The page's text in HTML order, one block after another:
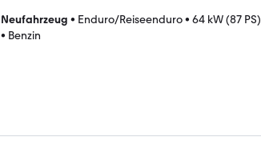
Neufahrzeug • Enduro/Reiseenduro• 64 kW (87 PS)
• Benzin